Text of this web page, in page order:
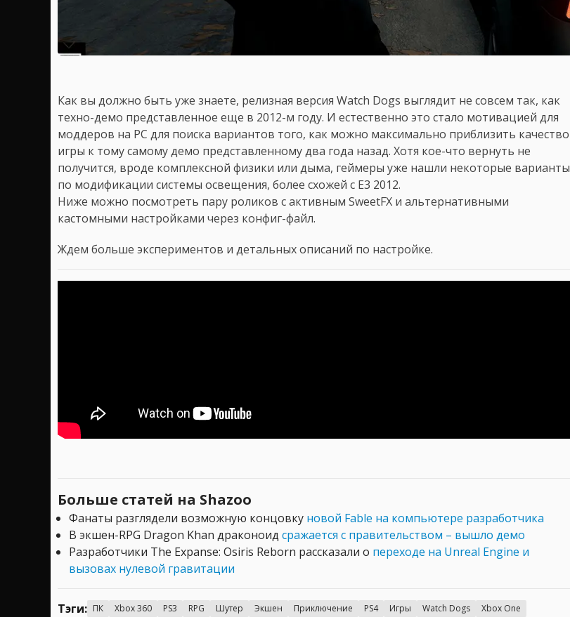
Как вы должно быть уже знаете, релизная версия Watch Dogs выглядит не совсем так, как
техно-демо представленное еще в 2012-м году. И естественно это стало мотивацией для
моддеров на PC для поиска вариантов того, как можно максимально приблизить качество
игры к тому самому демо представленному два года назад. Хотя кое-что вернуть не
получится, вроде комплексной физики или дыма, геймеры уже нашли некоторые варианты
по модификации системы освещения, более схожей с E3 2012.
Ниже можно посмотреть пару роликов с активным SweetFX и альтернативными
кастомными настройками через конфиг-файл.
Ждем больше экспериментов и детальных описаний по настройке.
Больше статей на Shazoo
Фанаты разглядели возможную концовку новой Fable на компьютере разработчика
В экшен-RPG Dragon Khan драконоид сражается с правительством – вышло демо
Разработчики The Expanse: Osiris Reborn рассказали о переходе на Unreal Engine и
вызовах нулевой гравитации
Тэги: ПК Xbox 360 PS3 RPG Шутер Экшен Приключение PS4 Игры Watch Dogs Xbox One